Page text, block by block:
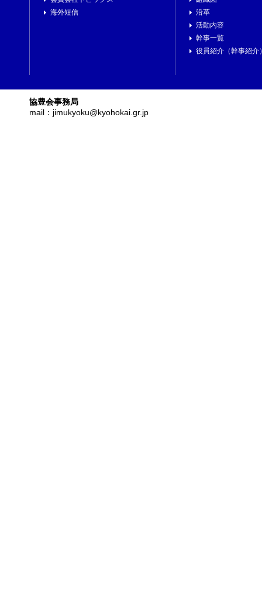
海外短信
沿革
活動内容
幹事一覧
役員紹介（幹事紹介
協豊会事務局
mail：jimukyoku@kyohokai.gr.jp